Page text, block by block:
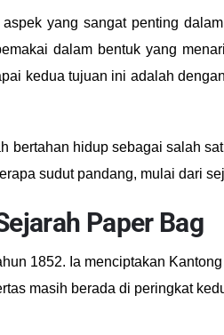
yang sangat penting
dalam bentuk yang
kedua tujuan ini adalah
bertahan hidup sebagai salah
sudut pandang, mulai dari
Paper Bag
1852. Ia menciptakan
masih berada di peringkat